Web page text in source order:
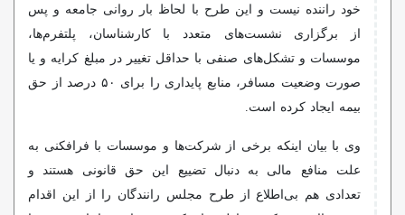
خود راننده نیست و این طرح با لحاظ بار روانی جامعه و پس
از برگزاری نشست‌های متعدد با کارشناسان، پلتفرم‌ها،
موسسات و تشکل‌های صنفی با حداقل تغییر در مبلغ کرایه و یا
صورت وضعیت مسافر، منابع پایداری را برای ۵۰ درصد از حق
بیمه ایجاد کرده است.
وی با بیان اینکه برخی از شرکت‌ها و موسسات با فرافکنی به
علت منافع مالی به دنبال تضییع این حق قانونی هستند و
تعدادی هم بی‌اطلاع از طرح مجلس رانندگان را از این اقدام